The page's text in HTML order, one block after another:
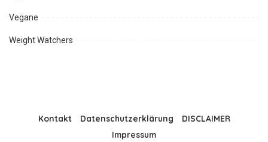
Vegane
Weight Watchers
Kontakt Datenschutzerklärung
DISCLAIMER
Impressum